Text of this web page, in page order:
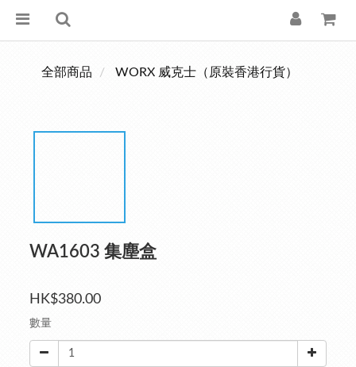
全部商品 WORX 威克士（原裝香港行貨）
WA1603 集塵盒
HK$380.00
數量